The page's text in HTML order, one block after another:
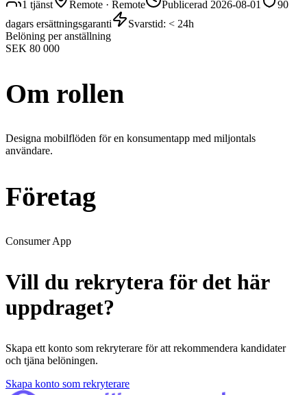
1 tjänst Remote · Remote Publicerad 2026-08-01
90
dagars ersättningsgaranti
Svarstid: < 24h
Belöning per anställning
SEK 80 000
Om rollen
Designa mobilflöden för en konsumentapp med miljontals
användare.
Företag
Consumer App
Vill du rekrytera för det här
uppdraget?
Skapa ett konto som rekryterare för att rekommendera kandidater
och tjäna belöningen.
Skapa konto som rekryterare